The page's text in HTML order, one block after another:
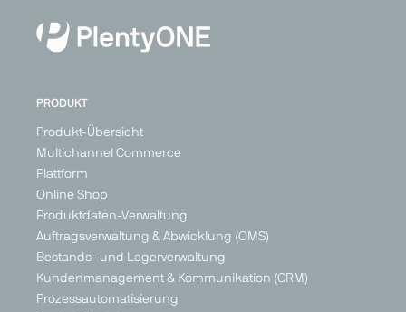
PRODUKT
Produkt-Übersicht
Multichannel Commerce
Plattform
Online Shop
Produktdaten-Verwaltung
Auftragsverwaltung & Abwicklung (OMS)
Bestands- und Lagerverwaltung
Kundenmanagement & Kommunikation (CRM)
Prozessautomatisierung